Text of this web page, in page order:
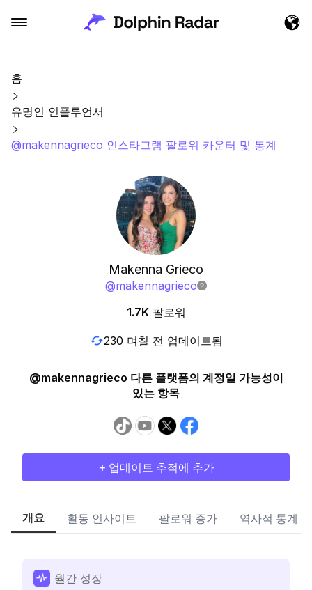
홈
유명인 인플루언서
@makennagrieco 인스타그램 팔로워 카운터 및 통계
Makenna Grieco
@makennagrieco
1.7K 팔로워
230 며칠 전 업데이트됨
@makennagrieco 다른 플랫폼의 계정일 가능성이
있는 항목
+ 업데이트 추적에 추가
개요 활동 인사이트 팔로워 증가 역사적 통계
월간 성장